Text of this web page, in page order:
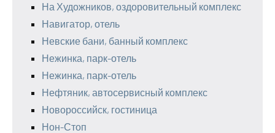
На Художников, оздоровительный комплекс
Навигатор, отель
Невские бани, банный комплекс
Нежинка, парк-отель
Нежинка, парк-отель
Нефтяник, автосервисный комплекс
Новороссийск, гостиница
Нон-Стоп